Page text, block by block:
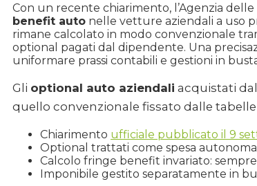
Con un recente chiarimento, l’Agenzia
benefit auto nelle vetture aziendali a uso
rimane calcolato in modo convenzionale
optional pagati dal dipendente. Una
uniformare prassi contabili e gestioni in
Gli optional auto aziendali acquistati
quello convenzionale fissato dalle tabelle
Chiarimento ufficiale pubblicato il 9
Optional trattati come spesa
Calcolo fringe benefit invariato: sempre
Imponibile gestito separatamente in